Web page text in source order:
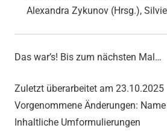
Alexandra Zykunov (Hrsg.),
Das war’s! Bis zum nächsten Mal…
Zuletzt überarbeitet am 23.10.2025
Vorgenommene Änderungen:
Inhaltliche Umformulierungen